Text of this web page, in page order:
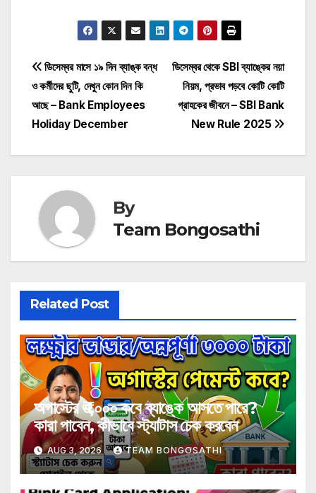
Post
navigation
ডিসেম্বর থেকে SBI ব্যাঙ্কের নয়া
নিয়ম, প্রভাব পড়বে কোটি কোটি
গ্রাহকের জীবনে – SBI Bank
New Rule 2025
ডিসেম্বর মাসে ১৯ দিন ব্যাঙ্ক বন্ধ
ও কর্মীদের ছুটি, দেখুন কোন দিন কি
আছে – Bank Employees
Holiday December
By
Team Bongosathi
Related Post
অগাস্টের ₹৩,০০০ কবে ব্যাঙ্কে আসতে পারে?
কারা পাবেন, কীভাবে স্ট্যাটাস চেক করবেন
AUG 3, 2026 TEAM BONGOSATHI